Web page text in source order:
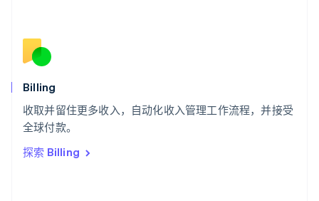
Billing
收取并留住更多收入，自动化收入管理工作流程，并接受
全球付款。
探索 Billing
English
斯洛文尼亚
泰国
ไทยEnglish
希腊
English
西班牙